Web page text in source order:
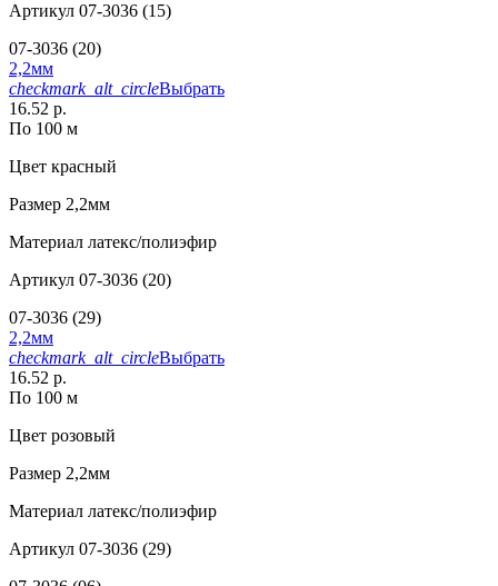
Артикул 07-3036 (15)
07-3036 (20)
2,2мм
checkmark_alt_circleВыбрать
16.52 р.
По 100 м
Цвет красный
Размер 2,2мм
Материал латекс/полиэфир
Артикул 07-3036 (20)
07-3036 (29)
2,2мм
checkmark_alt_circleВыбрать
16.52 р.
По 100 м
Цвет розовый
Размер 2,2мм
Материал латекс/полиэфир
Артикул 07-3036 (29)